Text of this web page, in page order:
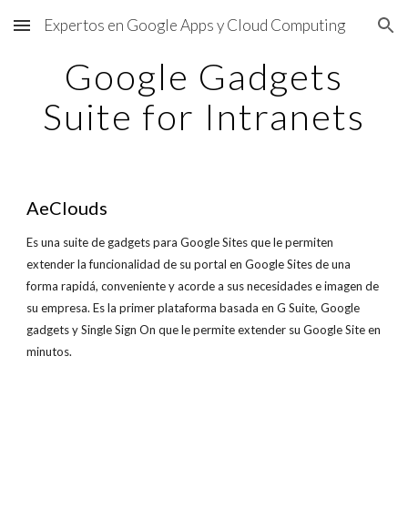
Skip to main content Skip to navigation
Expertos en Google Apps y Cloud Computing
Google Gadgets
Suite for Intranets
AeClouds
Es una suite de gadgets para Google Sites que le permiten
extender la funcionalidad de su portal en Google Sites de una
forma rapidá, conveniente y acorde a sus necesidades e imagen de
su empresa. Es la primer plataforma basada en G Suite, Google
gadgets y Single Sign On que le permite extender su Google Site en
minutos.